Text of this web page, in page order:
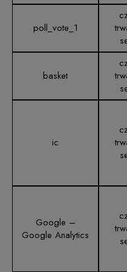
poll_vote_1
basket
ic
Google –
Google Analytics